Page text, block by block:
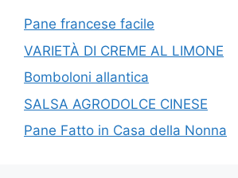
Pane francese facile
VARIETÀ DI CREME AL LIMONE
Bomboloni allantica
SALSA AGRODOLCE CINESE
Pane Fatto in Casa della Nonna